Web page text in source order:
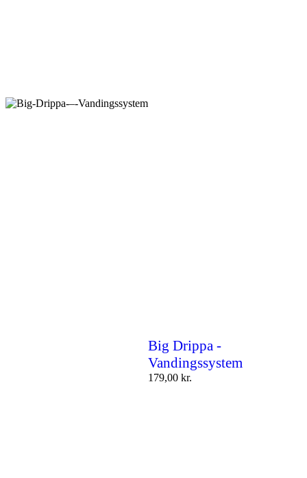
Big Drippa -
Vandingssystem
179,00 kr.